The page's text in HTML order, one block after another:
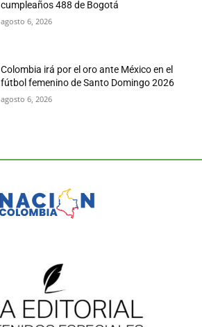
cumpleaños 488 de Bogotá
agosto 6, 2026
Colombia irá por el oro ante México en el
fútbol femenino de Santo Domingo 2026
agosto 6, 2026